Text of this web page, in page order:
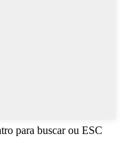
para buscar ou ESC